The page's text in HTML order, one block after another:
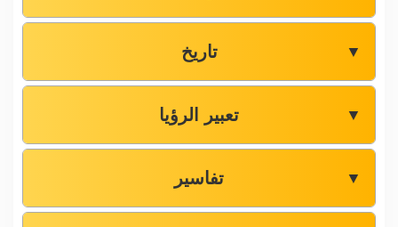
تاریخ ▼
تعبیر الرؤیا ▼
تفاسیر ▼